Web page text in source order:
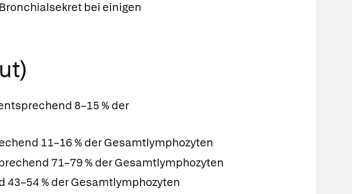
bei einigen
8–15 % der
11–16 % der Gesamtlymphozyten
71–79 % der Gesamtlymphozyten
% der Gesamtlymphozyten